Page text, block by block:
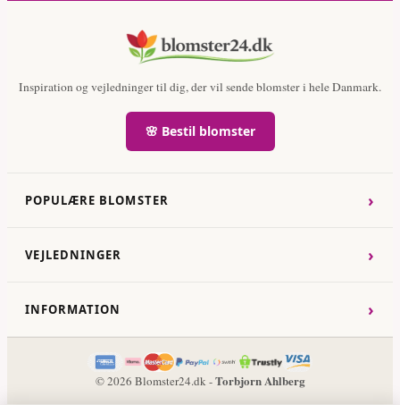
Inspiration og vejledninger til dig, der vil sende blomster i hele Danmark.
🌸 Bestil blomster
POPULÆRE BLOMSTER ›
VEJLEDNINGER ›
INFORMATION ›
© 2026 Blomster24.dk -Torbjorn Ahlberg